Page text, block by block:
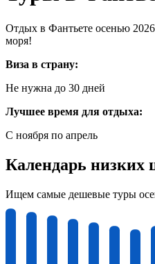
Отдых в Фантьете осенью
моря!
Виза в страну:
Не нужна до 30 дней
Лучшее время для отдыха:
С ноября по апрель
Календарь низких
Ищем самые дешевые туры